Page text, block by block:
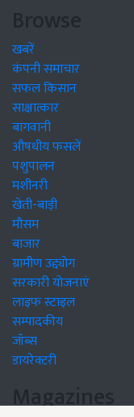
Browse
खबरें
कंपनी समाचार
सफल किसान
साक्षात्कार
बागवानी
औषधीय फसलें
पशुपालन
मशीनरी
खेती-बाड़ी
मौसम
बाजार
ग्रामीण उद्द्योग
सरकारी योजनाएं
लाइफ स्टाइल
सम्पादकीय
जॉब्स
डायरेक्टरी
Magazines